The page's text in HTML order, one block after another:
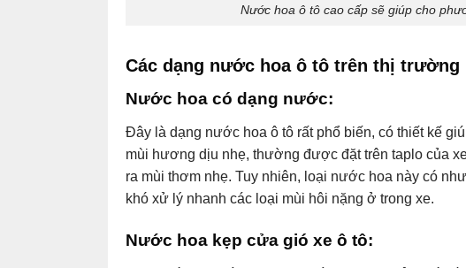
Nước hoa ô tô cao cấp sẽ giúp cho
Các dạng nước hoa ô tô trên thị trường
Nước hoa có dạng nước:
Đây là dạng nước hoa ô tô rất phổ biến, có thiết kế
mùi hương dịu nhẹ, thường được đặt trên taplo của
ra mùi thơm nhẹ. Tuy nhiên, loại nước hoa này có
khó xử lý nhanh các loại mùi hôi nặng ở trong xe.
Nước hoa kẹp cửa gió xe ô tô: